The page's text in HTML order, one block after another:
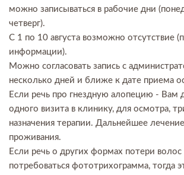
можно записываться в рабочие дни
четверг).
С 1 по 10 августа возможно отсутствие
информации).
Можно согласовать запись с
несколько дней и ближе к дате приема
Если речь про гнездную алопецию - Вам
одного визита в клинику, для осмотра,
назначения терапии. Дальнейшее
проживания.
Если речь о других формах потери
потребоваться фототрихограмма, тогда